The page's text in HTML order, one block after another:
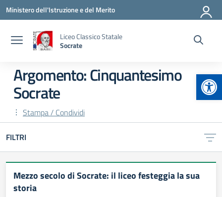
Vai ai contenuti
Vai al menu di navigazione
Vai al footer
Ministero dell'Istruzione e del Merito
Liceo Classico Statale
Socrate
Argomento: Cinquantesimo
Socrate
Stampa / Condividi
FILTRI
Mezzo secolo di Socrate: il liceo festeggia la sua
storia